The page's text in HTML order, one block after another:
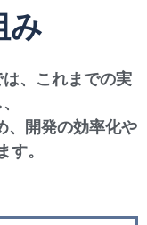
み
、これまでの実
、開発の効率化や
す。